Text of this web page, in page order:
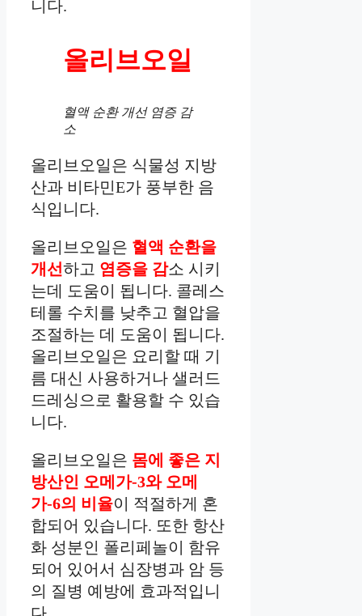
니다.
올리브오일
혈액 순환 개선 염증 감
소
올리브오일은 식물성 지방
산과 비타민E가 풍부한 음
식입니다.
올리브오일은 혈액 순환을
개선하고 염증을 감소 시키
는데 도움이 됩니다. 콜레스
테롤 수치를 낮추고 혈압을
조절하는 데 도움이 됩니다.
올리브오일은 요리할 때 기
름 대신 사용하거나 샐러드
드레싱으로 활용할 수 있습
니다.
올리브오일은 몸에 좋은 지
방산인 오메가-3와 오메
가-6의 비율이 적절하게 혼
합되어 있습니다. 또한 항산
화 성분인 폴리페놀이 함유
되어 있어서 심장병과 암 등
의 질병 예방에 효과적입니